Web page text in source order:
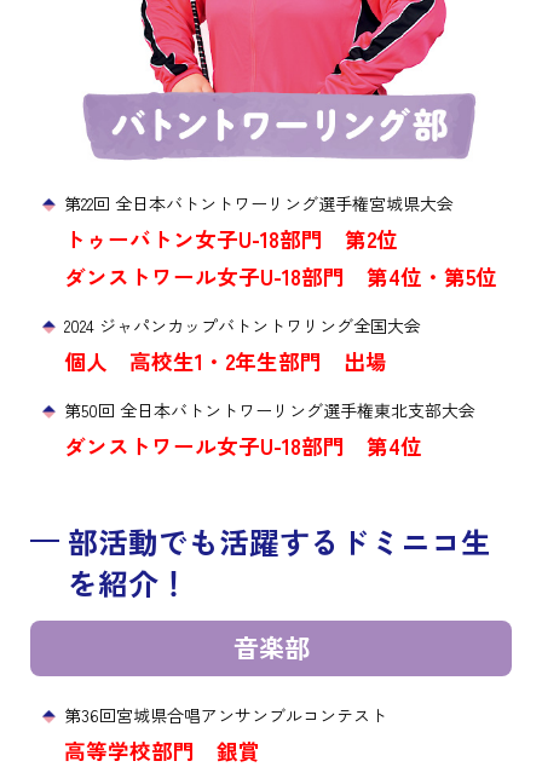
第22回 全日本バトントワーリング選手権宮城県大会
トゥーバトン女子U-18部門 第2位
ダンストワール女子U-18部門 第4位・第5位
2024 ジャパンカップバトントワリング全国大会
個人 高校生1・2年生部門 出場
第50回 全日本バトントワーリング選手権東北支部大会
ダンストワール女子U-18部門 第4位
部活動でも活躍するドミニコ生
を紹介！
音楽部
第36回宮城県合唱アンサンブルコンテスト
高等学校部門 銀賞